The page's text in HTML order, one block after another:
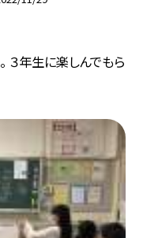
３年生に楽しんでもら